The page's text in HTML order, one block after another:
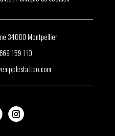
34000 Montpellier
159 110